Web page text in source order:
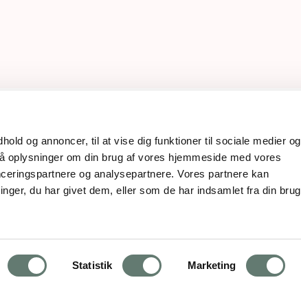
og annoncer, til at vise dig funktioner til sociale medier og
oplysninger om din brug af vores hjemmeside med vores
og analysepartnere. Vores partnere kan
du har givet dem, eller som de har indsamlet fra din brug
Statistik Marketing
|Handelsbetingelser
Webdesign by